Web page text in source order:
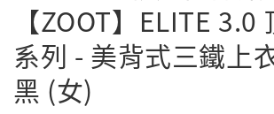
【ZOOT】ELITE 3.0
系列 - 美背式三鐵上
黑 (女)